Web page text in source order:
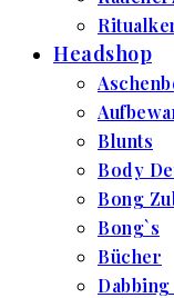
Headshop
Blunts
Body
Bong
Bong`s
Bücher